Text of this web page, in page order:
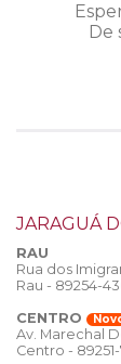
De
JARAGUÁ
RAU
Rua dos
Rau - 89254-
CENTRO
Av. Marechal
Centro -